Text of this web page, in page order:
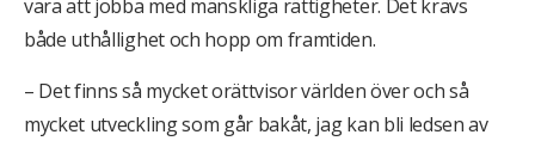
vara att jobba med mänskliga rättigheter. Det krävs
både uthållighet och hopp om framtiden.
– Det finns så mycket orättvisor världen över och så
mycket utveckling som går bakåt, jag kan bli ledsen av